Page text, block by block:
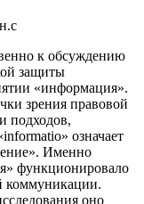
к обсуждению
защиты
«информация».
зрения правовой
подходов,
означает
Именно
функционировало
коммуникации.
оно